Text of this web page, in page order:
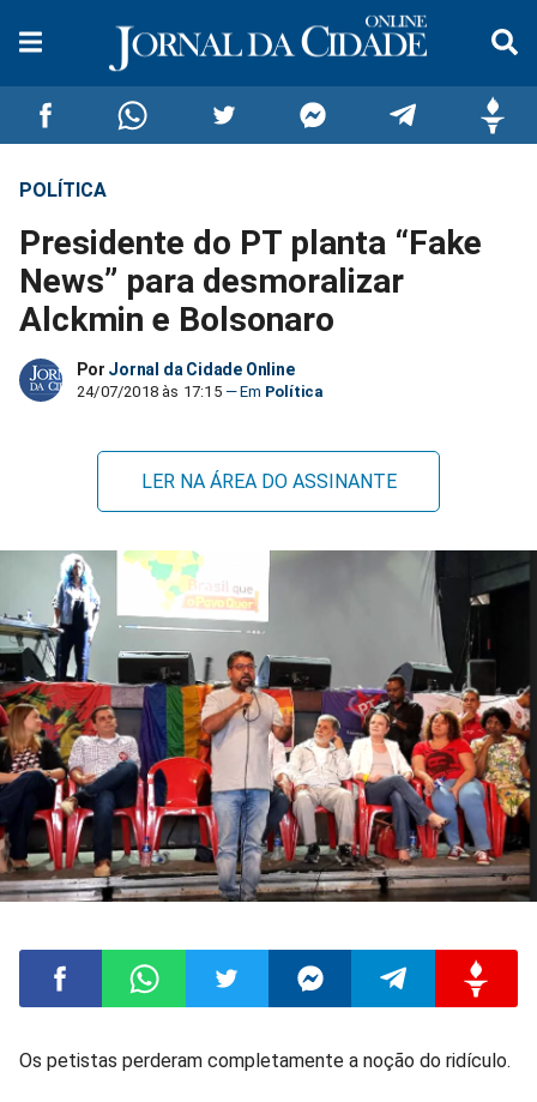
Compartilhar
no
Facebook
Compartilhar
no
Whatsapp
no
Twitter
no
Messenger
no
no
POLÍTICA
Presidente do PT planta “Fake
News” para desmoralizar
Alckmin e Bolsonaro
Por Jornal da Cidade Online
24/07/2018 às 17:15 Política
LER NA ÁREA DO ASSINANTE
CompartilharCompartilharCompartilharCompartilharCompartilhar
Os petistas perderam completamente a noção do ridículo.